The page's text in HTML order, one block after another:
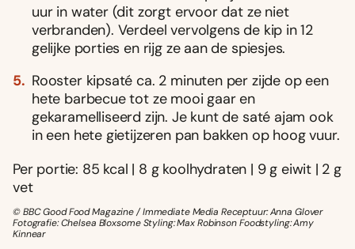
uur in water (dit zorgt ervoor dat ze niet
verbranden). Verdeel vervolgens de kip in 12
gelijke porties en rijg ze aan de spiesjes.
Rooster kipsaté ca. 2 minuten per zijde op een
hete barbecue tot ze mooi gaar en
gekaramelliseerd zijn. Je kunt de saté ajam ook
in een hete gietijzeren pan bakken op hoog vuur.
Per portie: 85 kcal | 8 g koolhydraten | 9 g eiwit | 2 g
vet
© BBC Good Food Magazine / Immediate Media Receptuur: Anna Glover
Fotografie: Chelsea Bloxsome Styling: Max Robinson Foodstyling: Amy
Kinnear